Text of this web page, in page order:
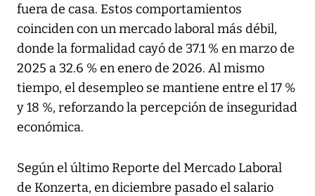
fuera de casa. Estos comportamientos
coinciden con un mercado laboral más débil,
donde la formalidad cayó de 37.1 % en marzo de
2025 a 32.6 % en enero de 2026. Al mismo
tiempo, el desempleo se mantiene entre el 17 %
y 18 %, reforzando la percepción de inseguridad
económica.
Según el último Reporte del Mercado Laboral
de Konzerta, en diciembre pasado el salario